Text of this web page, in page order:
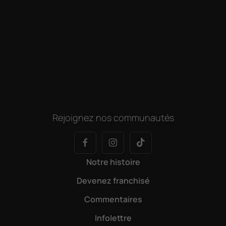
Rejoignez nos communautés
Notre histoire
Devenez franchisé
Commentaires
Infolettre